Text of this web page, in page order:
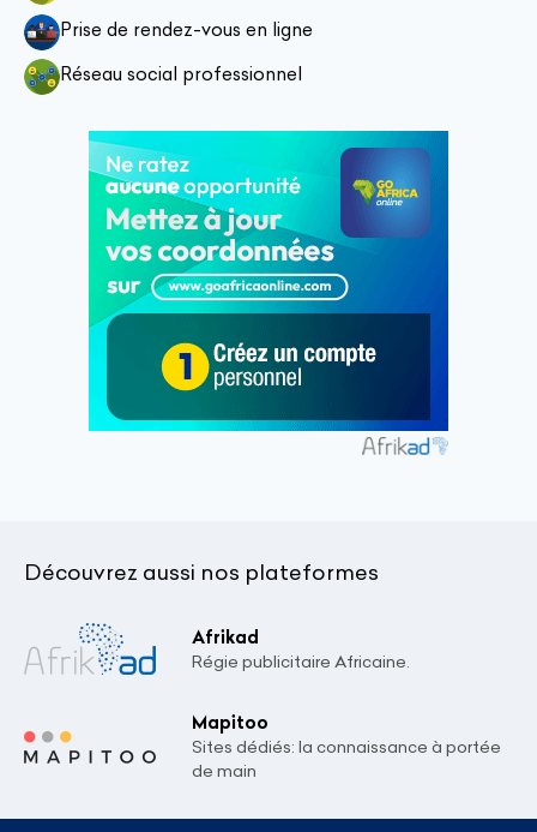
Prise de rendez-vous en ligne
Réseau social professionnel
Découvrez aussi nos plateformes
Afrikad
Régie publicitaire Africaine.
Mapitoo
Sites dédiés: la connaissance à portée
de main